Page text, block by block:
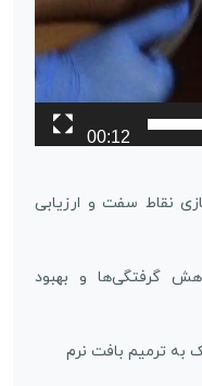
00:12
نقاط سفت و ارزیابی
گرفتگی‌ها و بهبود
ترمیم بافت نرم